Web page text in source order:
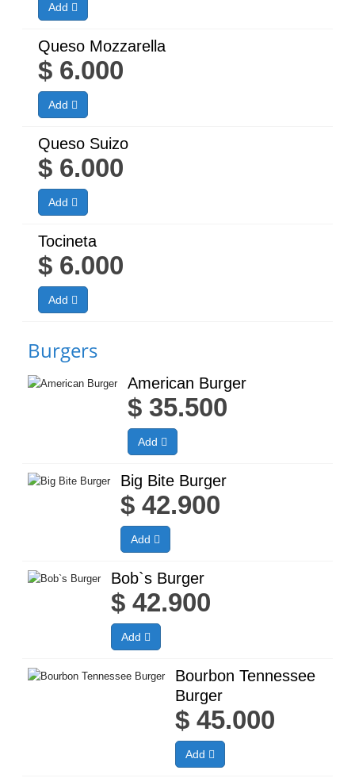
Add
Queso Mozzarella
$ 6.000
Add
Queso Suizo
$ 6.000
Add
Tocineta
$ 6.000
Add
Burgers
American Burger
$ 35.500
Add
Big Bite Burger
$ 42.900
Add
Bob`s Burger
$ 42.900
Add
Bourbon Tennessee
Burger
$ 45.000
Add